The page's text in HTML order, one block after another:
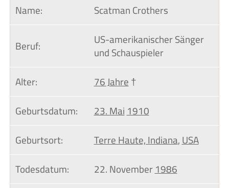
Name:
Scatman Crothers
Beruf:
US-amerikanischer Sänger
und Schauspieler
Alter:
76 Jahre†
Geburtsdatum:
23. Mai1910
Geburtsort:
Terre Haute, Indiana,USA
Todesdatum:
22. November1986